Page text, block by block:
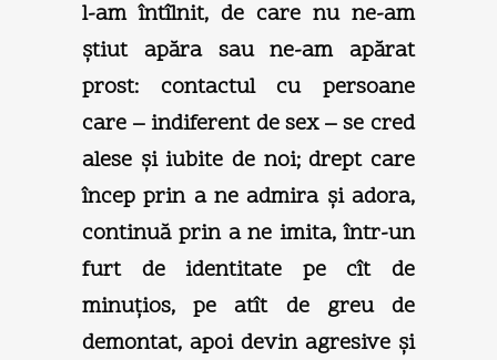
l-am întîlnit, de care nu ne-am
ştiut apăra sau ne-am apărat
prost: contactul cu persoane
care – indiferent de sex – se cred
alese şi iubite de noi; drept care
încep prin a ne admira şi adora,
continuă prin a ne imita, într-un
furt de identitate pe cît de
minuţios, pe atît de greu de
demontat, apoi devin agresive şi